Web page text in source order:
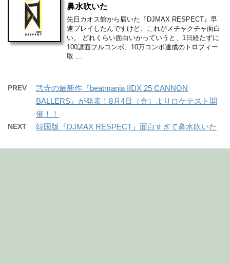
鼻水吹いた
先日カオス館から届いた『DJMAX RESPECT』早
速プレイしたんですけど、これがメチャクチャ面白
い。 どれくらい面白いかっていうと、1日経たずに
100譜面フルコンボ、10万コンボ達成のトロフィー
取 …
PREV
弐寺の最新作『beatmania IIDX 25 CANNON
BALLERS』が発表！8月4日（金）よりロケテスト開
催！！
NEXT 韓国版『DJMAX RESPECT』面白すぎて鼻水吹いた